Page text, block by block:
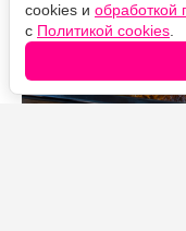
cookies и обработкой
с Политикой cookies